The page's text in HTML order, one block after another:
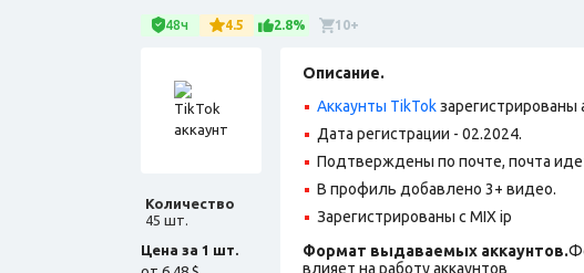
48ч 4.5 2.8% 10+
Количество
45 шт.
Цена за 1 шт.
Описание.
Аккаунты TikTokзарегистрированы
Дата регистрации - 02.2024.
Подтверждены по почте, почта
В профиль добавлено 3+ видео.
Зарегистрированы с MIX ip
Формат выдаваемых аккаунтов.
влияет на работу аккаунтов